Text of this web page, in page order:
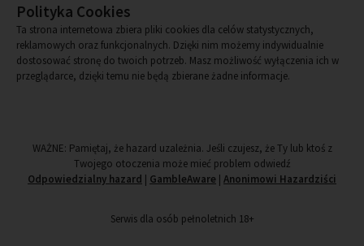
Polityka Cookies
Ta strona internetowa zbiera pliki cookies dla celów statystycznych,
reklamowych oraz funkcjonalnych. Dzięki nim możemy indywidualnie
dostosować stronę do twoich potrzeb. Masz możliwość wyłączenia ich w
przeglądarce, dzięki temu nie będą zbierane żadne informacje.
WAŻNE: Pamiętaj, że hazard uzależnia. Jeśli czujesz, że Ty lub ktoś z
Twojego otoczenia może mieć problem odwiedź
Odpowiedzialny hazard | GambleAware | Anonimowi Hazardziści
Serwis dla osób pełnoletnich 18+